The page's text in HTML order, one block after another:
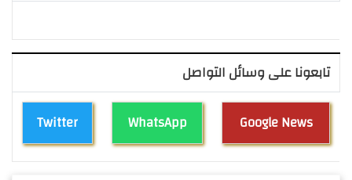
تابعونا على وسائل التواصل
Twitter WhatsApp Google News